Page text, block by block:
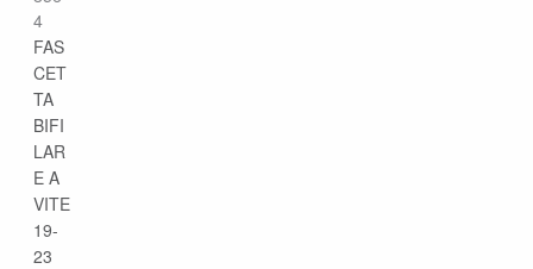
4
FAS
CET
TA
BIFI
LAR
E A
VITE
19-
23